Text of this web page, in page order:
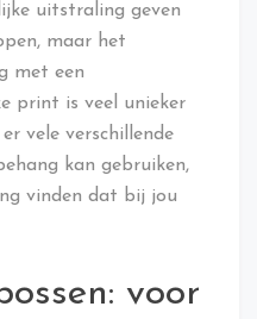
uitstraling geven
maar het
met een
print is veel unieker
vele verschillende
kan gebruiken,
vinden dat bij jou
voor